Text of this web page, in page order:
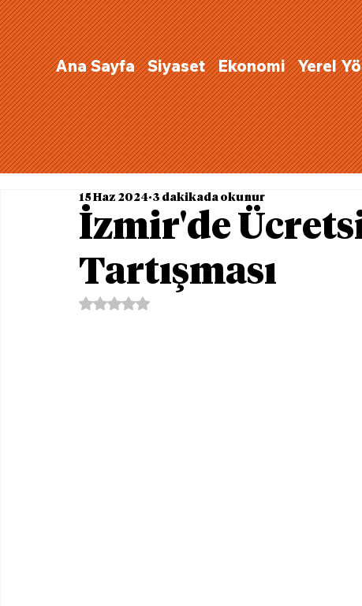
Ana Sayfa Siyaset Ekonomi Yerel
İzmir'de
Tartışması
15 Haz 2024 3 dakikada okunur
5 üzerinden NaN yıldız